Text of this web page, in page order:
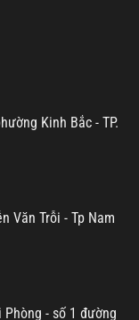
Kinh Bắc - TP.
Văn Trỗi - Tp Nam
- số 1 đường